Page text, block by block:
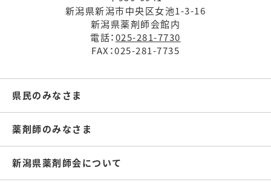
新潟県新潟市中央区女池1-3-16
新潟県薬剤師会館内
電話：025-281-7730
FAX：025-281-7735
県民のみなさま
薬剤師のみなさま
新潟県薬剤師会について